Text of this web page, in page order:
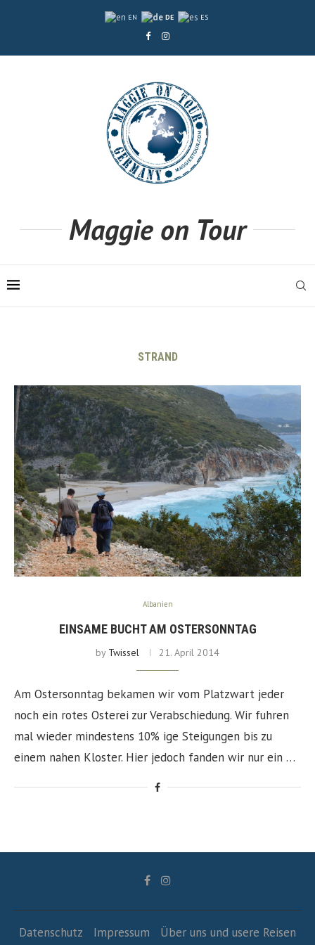
EN DE ES
Maggie on Tour
STRAND
Albanien
EINSAME BUCHT AM OSTERSONNTAG
by Twissel 21. April 2014
Am Ostersonntag bekamen wir vom Platzwart jeder
noch ein rotes Osterei zur Verabschiedung. Wir fuhren
mal wieder mindestens 10% ige Steigungen bis zu
einem nahen Kloster. Hier jedoch fanden wir nur ein …
Datenschutz Impressum Über uns und usere Reisen